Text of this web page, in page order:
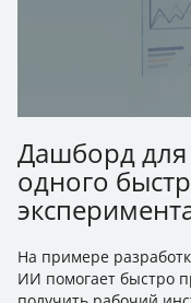
Дашборд
одного
На примере
ИИ помогает быстро